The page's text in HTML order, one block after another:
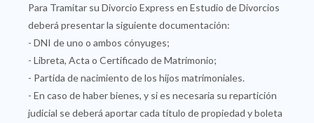
Para Tramitar su Divorcio Express en Estudio de Divorcios
deberá presentar la siguiente documentación:
- DNI de uno o ambos cónyuges;
- Libreta, Acta o Certificado de Matrimonio;
- Partida de nacimiento de los hijos matrimoniales.
- En caso de haber bienes, y si es necesaria su repartición
judicial se deberá aportar cada título de propiedad y boleta